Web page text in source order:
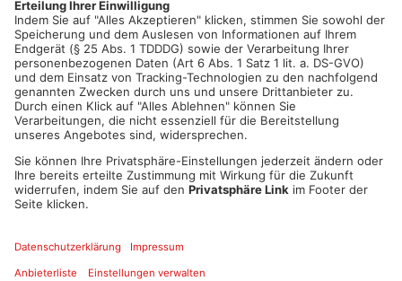
BIER-WEITERVERWERTUNG BEI SIMON'S FEINBRENNEREI IN ALZENAU